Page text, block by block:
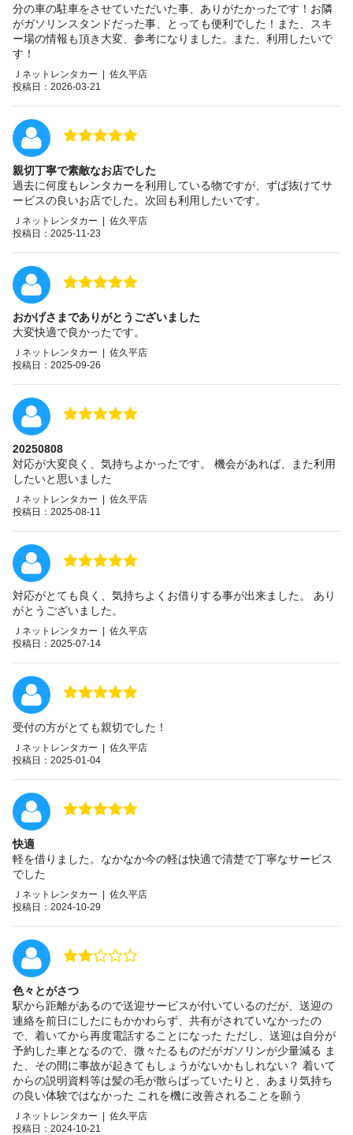
分の車の駐車をさせていただいた事、ありがたかったです！お隣
がガソリンスタンドだった事、とっても便利でした！また、スキ
ー場の情報も頂き大変、参考になりました。また、利用したいで
す！
Ｊネットレンタカー | 佐久平店
投稿日：2026-03-21
親切丁寧で素敵なお店でした
過去に何度もレンタカーを利用している物ですが、ずば抜けてサ
ービスの良いお店でした。次回も利用したいです。
Ｊネットレンタカー | 佐久平店
投稿日：2025-11-23
おかげさまでありがとうございました
大変快適で良かったです。
Ｊネットレンタカー | 佐久平店
投稿日：2025-09-26
20250808
対応が大変良く、気持ちよかったです。 機会があれば、また利用
したいと思いました
Ｊネットレンタカー | 佐久平店
投稿日：2025-08-11
対応がとても良く、気持ちよくお借りする事が出来ました。 あり
がとうございました。
Ｊネットレンタカー | 佐久平店
投稿日：2025-07-14
受付の方がとても親切でした！
Ｊネットレンタカー | 佐久平店
投稿日：2025-01-04
快適
軽を借りました。なかなか今の軽は快適で清楚で丁寧なサービス
でした
Ｊネットレンタカー | 佐久平店
投稿日：2024-10-29
色々とがさつ
駅から距離があるので送迎サービスが付いているのだが、送迎の
連絡を前日にしたにもかかわらず、共有がされていなかったの
で、着いてから再度電話することになった ただし、送迎は自分が
予約した車となるので、微々たるものだがガソリンが少量減る ま
た、その間に事故が起きてもしょうがないかもしれない？ 着いて
からの説明資料等は髪の毛が散らばっていたりと、あまり気持ち
の良い体験ではなかった これを機に改善されることを願う
Ｊネットレンタカー | 佐久平店
投稿日：2024-10-21